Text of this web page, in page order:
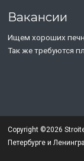
Вакансии
Ищем хороших
Так же требуются
Copyright ©2026
Петербурге и